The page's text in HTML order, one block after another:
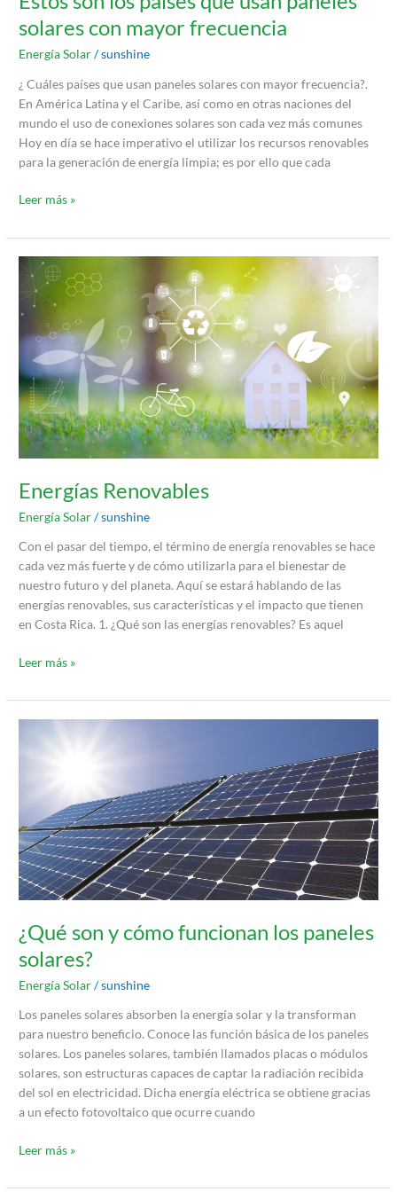
solares con mayor frecuencia
Energía Solar/sunshine
¿ Cuáles países que usan paneles solares con mayor frecuencia?.
En América Latina y el Caribe, así como en otras naciones del
mundo el uso de conexiones solares son cada vez más comunes
Hoy en día se hace imperativo el utilizar los recursos renovables
para la generación de energía limpia; es por ello que cada
Leer más »
Energías Renovables
Energía Solar/sunshine
Con el pasar del tiempo, el término de energía renovables se hace
cada vez más fuerte y de cómo utilizarla para el bienestar de
nuestro futuro y del planeta. Aquí se estará hablando de las
energías renovables, sus características y el impacto que tienen
en Costa Rica. 1. ¿Qué son las energías renovables? Es aquel
Energías
Renovables
Leer más »
¿Qué son y cómo funcionan los paneles
solares?
Energía Solar/sunshine
Los paneles solares absorben la energía solar y la transforman
para nuestro beneficio. Conoce las función básica de los paneles
solares. Los paneles solares, también llamados placas o módulos
solares, son estructuras capaces de captar la radiación recibida
del sol en electricidad. Dicha energía eléctrica se obtiene gracias
a un efecto fotovoltaico que ocurre cuando
son
funcionan
los
paneles
solares?
Leer más »